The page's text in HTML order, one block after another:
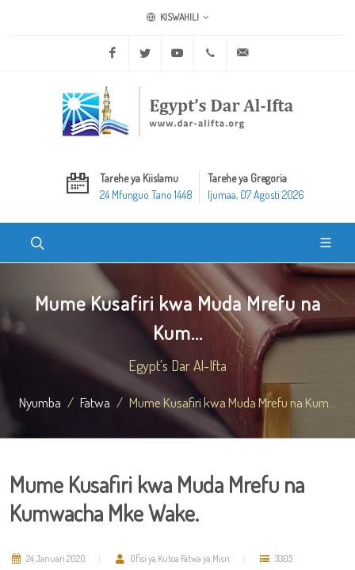
KISWAHILI
Facebook Twitter Youtube +20 2 25970400
Tarehe ya Kiislamu
24 Mfunguo Tano 1448
Tarehe ya Gregoria
Ijumaa, 07 Agosti 2026
Mume Kusafiri kwa Muda Mrefu na
Kum...
Egypt's Dar Al-Ifta
Nyumba Fatwa Mume Kusafiri kwa Muda Mrefu na Kum...
Mume Kusafiri kwa Muda Mrefu na
Kumwacha Mke Wake.
24 Januari 2020 Ofisi ya Kutoa Fatwa ya Misri 3305